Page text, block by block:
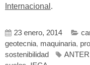
Internacional .
23 enero, 2014
geotecnia, maquinaria,
sostenibilidad
ANTER